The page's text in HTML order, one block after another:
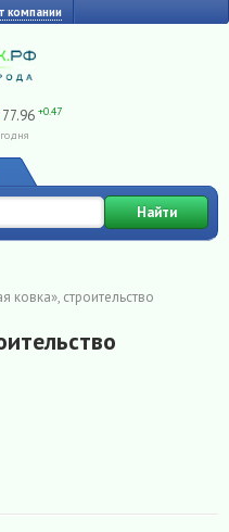
компании
77.96 +0.47
Найти
ковка», строительство